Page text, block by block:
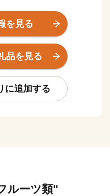
術者、音楽家や芸術家を
くの企業が、浜松から生
に位置する、人口約80万
美林、南は遠州灘、西は
を見る
品を見る
に追加する
ルーツ類"